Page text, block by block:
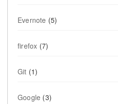
Evernote (5)
firefox (7)
Git (1)
Google (3)